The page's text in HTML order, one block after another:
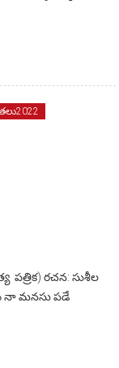
రచన: సుశీల
నా మనసు పడే